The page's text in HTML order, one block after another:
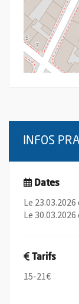
INFOS
Dates
Le 23.03.2026
Le 30.03.2026
Tarifs
15-21€